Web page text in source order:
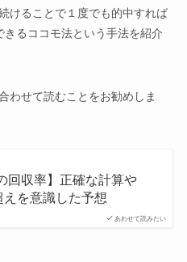
けることで１度でも的中すれば
るココモ法という手法を紹介
わせて読むことをお勧めしま
あわせて読みたい
回収率】正確な計算や
えを意識した予想